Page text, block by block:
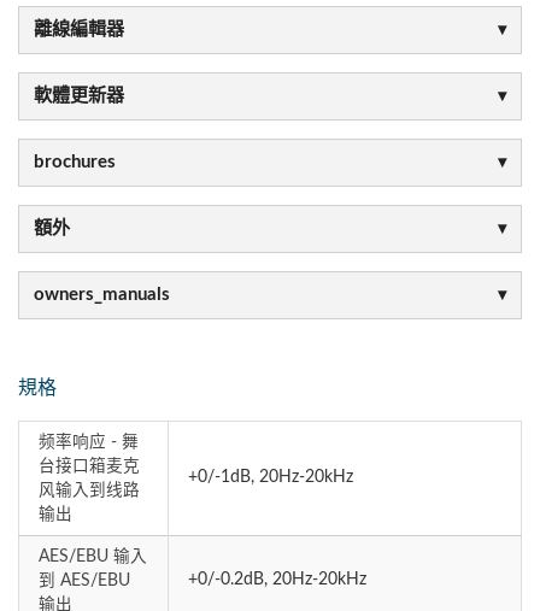
離線編輯器
軟體更新器
brochures
額外
owners_manuals
規格
频率响应 - 舞
台接口箱麦克
风输入到线路
输出
+0/-1dB, 20Hz-20kHz
AES/EBU 输入
到 AES/EBU
输出
+0/-0.2dB, 20Hz-20kHz